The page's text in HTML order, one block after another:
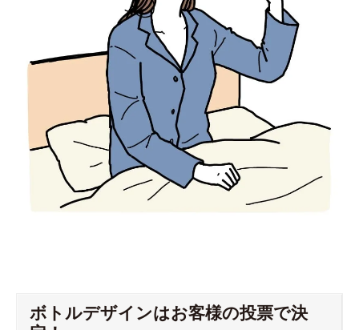
ボトルデザインはお客様の投票で決